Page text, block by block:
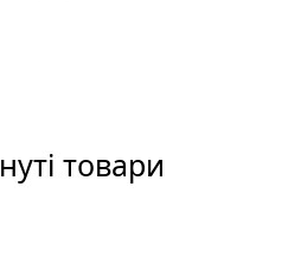
товари